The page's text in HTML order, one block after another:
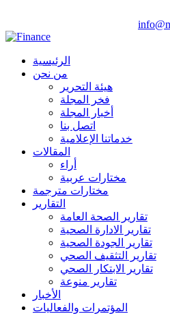
الرئيسية
من نحن
هيئة التحرير
فخر المجلة
أخبار المجلة
اتصل بنا
خدماتنا الإعلامية
المقالات
أراء
مختارات عربية
مختارات مترجمة
التقارير
تقارير الصحة العامة
تقارير الادارة الصحية
تقارير الجودة الصحية
تقارير التثقيف الصحي
تقارير الابتكار الصحي
تقارير منوعة
الأخبار
المؤتمرات والفعاليات